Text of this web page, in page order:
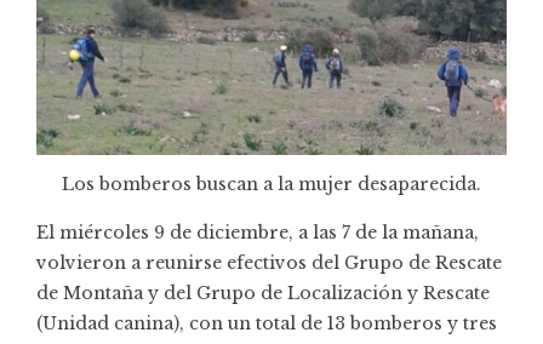
Los bomberos buscan a la mujer desaparecida.
El miércoles 9 de diciembre, a las 7 de la mañana,
volvieron a reunirse efectivos del Grupo de Rescate
de Montaña y del Grupo de Localización y Rescate
(Unidad canina), con un total de 13 bomberos y tres